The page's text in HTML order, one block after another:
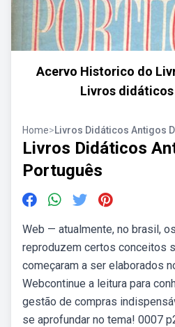
Acervo Historico do
Livros didáticos
Home>Livros Didáticos Antigos
Livros Didáticos
Português
Web — atualmente, no brasil,
reproduzem certos conceitos
começaram a ser elaborados
Webcontinue a leitura para
gestão de compras
se aprofundar no tema! 0007